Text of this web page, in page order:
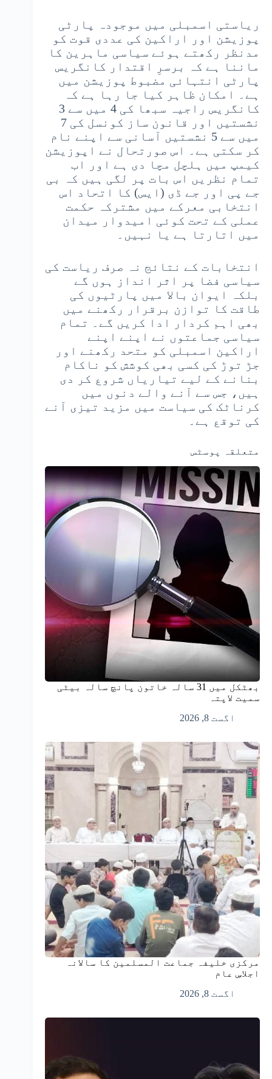
ریاستی اسمبلی میں موجودہ پارٹی
پوزیشن اور اراکین کی عددی قوت کو
مدنظر رکھتے ہوئے سیاسی ماہرین کا
ماننا ہے کہ برسرِ اقتدار کانگریس
پارٹی انتہائی مضبوط پوزیشن میں
ہے۔ امکان ظاہر کیا جا رہا ہے کہ
کانگریس راجیہ سبھا کی 4 میں سے 3
نشستیں اور قانون ساز کونسل کی 7
میں سے 5 نشستیں آسانی سے اپنے نام
کر سکتی ہے۔ اس صورتحال نے اپوزیشن
کیمپ میں ہلچل مچا دی ہے اور اب
تمام نظریں اس بات پر لگی ہیں کہ بی
جے پی اور جے ڈی (ایس) کا اتحاد اس
انتخابی معرکے میں مشترکہ حکمت
عملی کے تحت کوئی امیدوار میدان
میں اتارتا ہے یا نہیں۔
انتخابات کے نتائج نہ صرف ریاست کی
سیاسی فضا پر اثر انداز ہوں گے
بلکہ ایوان بالا میں پارٹیوں کی
طاقت کا توازن برقرار رکھنے میں
بھی اہم کردار ادا کریں گے۔ تمام
سیاسی جماعتوں نے اپنے اپنے
اراکین اسمبلی کو متحد رکھنے اور
جڑ توڑ کی کسی بھی کوشش کو ناکام
بنانے کے لیے تیاریاں شروع کر دی
ہیں، جس سے آنے والے دنوں میں
کرناٹک کی سیاست میں مزید تیزی آنے
کی توقع ہے۔
متعلقہ پوسٹس
بھٹکل میں 31 سالہ خاتون پانچ سالہ بیٹی
سمیت لاپتہ
اگست 8, 2026
مرکزی خلیفہ جماعت المسلمین کا سالانہ
اجلاسِ عام
اگست 8, 2026